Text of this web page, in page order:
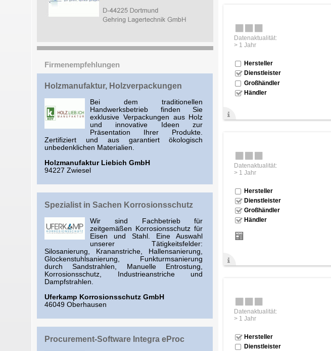
Firmenempfehlungen
Holzmanufaktur, Holzverpackungen
Bei dem traditionellen
Handwerksbetrieb finden Sie
exklusive Verpackungen aus Holz
und innovative Ideen zur
Präsentation Ihrer Produkte.
Zertifiziert und aus garantiert ökologisch
unbedenklichen Materialien.
Holzmanufaktur Liebich GmbH
94227 Zwiesel
Spezialist in Sachen Korrosionsschutz
Wir sind Fachbetrieb für
zeitgemäßen Korrosionsschutz für
Eisen und Stahl. Eine Auswahl
unserer Tätigkeitsfelder:
Silosanierung, Krananstriche, Hallensanierung,
Glockenstuhlsanierung, Funkturmsanierung
durch Sandstrahlen, Manuelle Entrostung,
Korrosionsschutz, Industrieanstriche und
Dampfstrahlen.
Uferkamp Korrosionsschutz GmbH
46049 Oberhausen
Procurement-Software Integra eProc
Datenaktualität:
> 1 Jahr
Hersteller
Dienstleister
Großhändler
Händler
Datenaktualität:
> 1 Jahr
Hersteller
Dienstleister
Großhändler
Händler
Datenaktualität:
> 1 Jahr
Hersteller
Dienstleister